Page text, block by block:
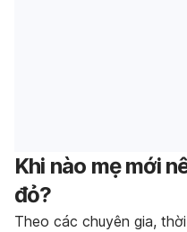
Khi nào mẹ mới
đỏ?
Theo các chuyên gia,